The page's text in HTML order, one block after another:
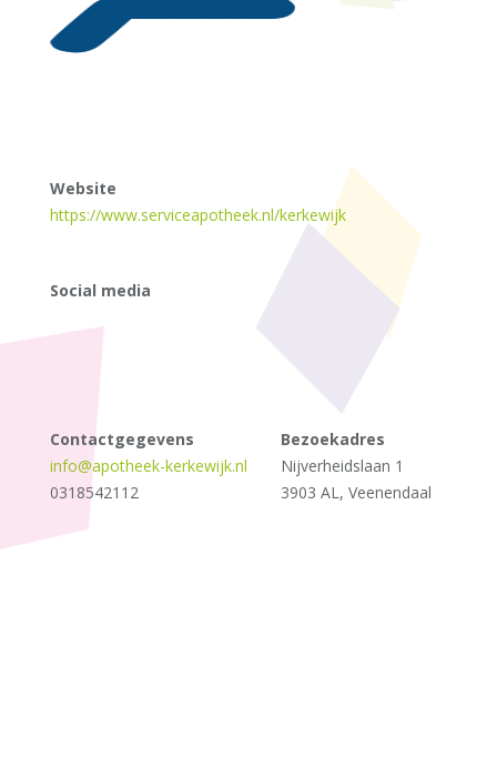
Website
https://www.serviceapotheek.nl/kerkewijk
Social media
Contactgegevens
info@apotheek-kerkewijk.nl
0318542112
Bezoekadres
Nijverheidslaan 1
3903 AL, Veenendaal